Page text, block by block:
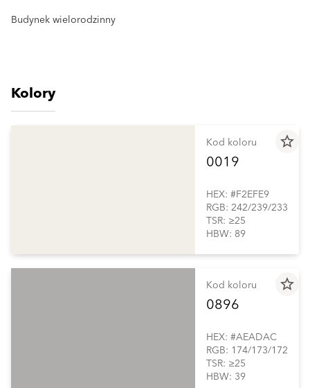
Budynek wielorodzinny
Kolory
star_border
Kod koloru
0019
HEX: #F2EFE9
RGB: 242/239/233
TSR: ≥25
HBW: 89
star_border
Kod koloru
0896
HEX: #AEADAC
RGB: 174/173/172
TSR: ≥25
HBW: 39